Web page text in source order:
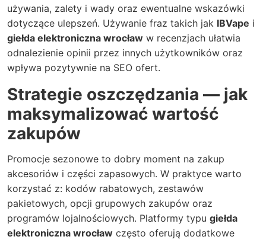
używania, zalety i wady oraz ewentualne wskazówki
dotyczące ulepszeń. Używanie fraz takich jak IBVape i
giełda elektroniczna wrocław w recenzjach ułatwia
odnalezienie opinii przez innych użytkowników oraz
wpływa pozytywnie na SEO ofert.
Strategie oszczędzania — jak
maksymalizować wartość
zakupów
Promocje sezonowe to dobry moment na zakup
akcesoriów i części zapasowych. W praktyce warto
korzystać z: kodów rabatowych, zestawów
pakietowych, opcji grupowych zakupów oraz
programów lojalnościowych. Platformy typu giełda
elektroniczna wrocław często oferują dodatkowe